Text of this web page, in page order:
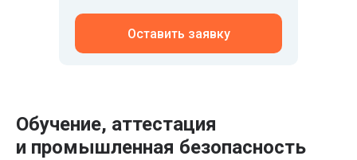
Оставить заявку
Обучение, аттестация
и промышленная безопасность